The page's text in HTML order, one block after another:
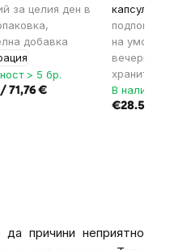
за целия ден в
добавка
> 5 бр.
71,76 €
капсули
на
вечерна
В
€28.52 /
причини неприятно